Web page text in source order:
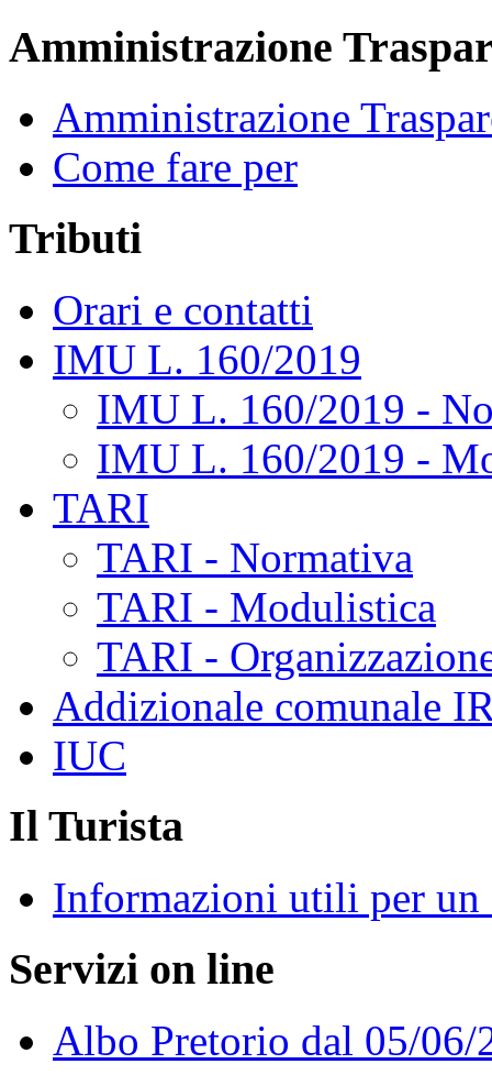
Amministrazione
Amministrazione
Come fare per
Tributi
Orari e contatti
IMU L. 160/2019
IMU L. 160/2019 -
IMU L. 160/2019 -
TARI
TARI - Normativa
TARI - Modulistica
TARI -
Addizionale comunale
IUC
Il Turista
Informazioni utili per un
Servizi on line
Albo Pretorio dal 05/06/